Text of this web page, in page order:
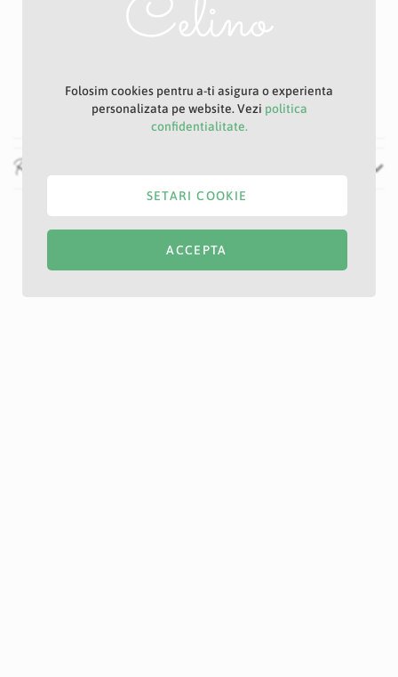
P23S
64 cm
Recenzii
Folosim cookies pentru a-ti asigura o experienta
personalizata pe website. Vezi politica
confidentialitate.
ACCEPTA
SETARI COOKIE